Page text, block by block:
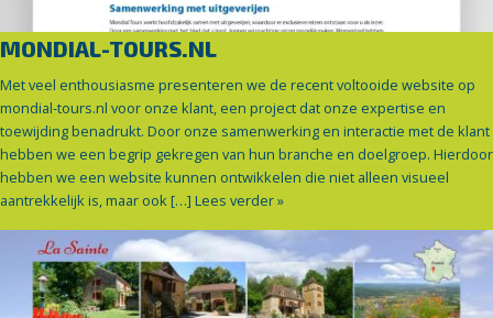
MONDIAL-TOURS.NL
Met veel enthousiasme presenteren we de recent voltooide website op
mondial-tours.nl voor onze klant, een project dat onze expertise en
toewijding benadrukt. Door onze samenwerking en interactie met de klant
hebben we een begrip gekregen van hun branche en doelgroep. Hierdoor
hebben we een website kunnen ontwikkelen die niet alleen visueel
aantrekkelijk is, maar ook […] Lees verder »